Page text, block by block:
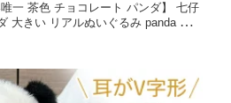
唯一 茶色 チョコレート パンダ】 七仔
大きい リアルぬいぐるみ panda パン
わ 本物そっくり かわいい 添寝枕 添
祝い 誕生日 贈り物 【七仔】 退職祝